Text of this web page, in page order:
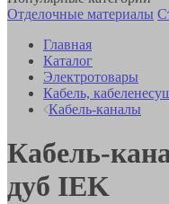
Отделочные материалы
Главная
Каталог
Электротовары
Кабель,
Кабель-каналы
Кабель-
дуб IEK